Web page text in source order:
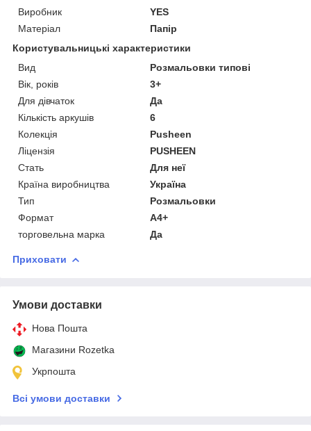
Виробник
YES
Матеріал
Папір
Користувальницькі характеристики
Вид
Розмальовки типові
Вік, років
3+
Для дівчаток
Да
Кількість аркушів
6
Колекція
Pusheen
Ліцензія
PUSHEEN
Стать
Для неї
Країна виробництва
Україна
Тип
Розмальовки
Формат
А4+
торговельна марка
Да
Приховати
Умови доставки
Нова Пошта
Магазини Rozetka
Укрпошта
Всі умови доставки